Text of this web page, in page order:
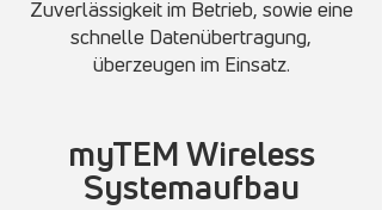
Zuverlässigkeit im Betrieb, sowie eine
schnelle Datenübertragung,
überzeugen im Einsatz.
myTEM Wireless
Systemaufbau